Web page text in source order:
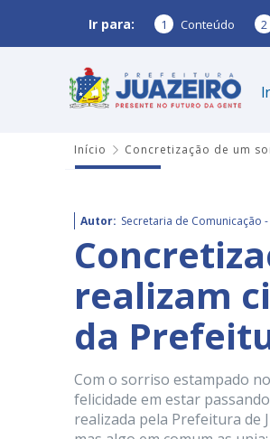
Ir para: 1 Conteúdo 2
Início Concretização de um
Autor: Secretaria de Comunicação -
realizam
da
Com o sorriso estampado
felicidade em estar
realizada pela Prefeitura de